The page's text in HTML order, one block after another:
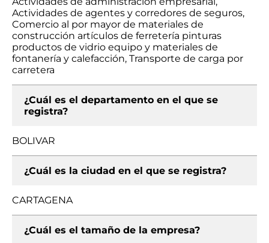
Actividades de agentes y corredores de seguros,
Comercio al por mayor de materiales de
construcción artículos de ferretería pinturas
productos de vidrio equipo y materiales de
fontanería y calefacción, Transporte de carga por
carretera
¿Cuál es el departamento en el que se
registra?
BOLIVAR
¿Cuál es la ciudad en el que se registra?
CARTAGENA
¿Cuál es el tamaño de la empresa?